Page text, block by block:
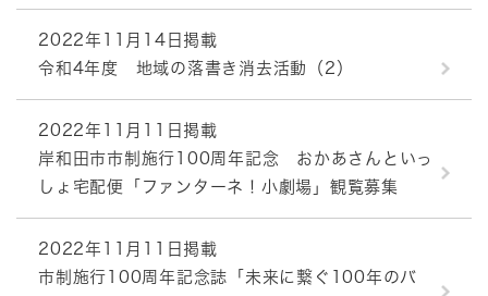
2022年11月14日掲載
令和4年度 地域の落書き消去活動（2）
2022年11月11日掲載
岸和田市市制施行100周年記念 おかあさんといっ
しょ宅配便「ファンターネ！小劇場」観覧募集
2022年11月11日掲載
市制施行100周年記念誌「未来に繋ぐ100年のバ